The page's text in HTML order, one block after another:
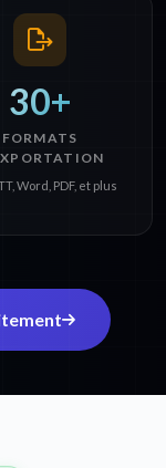
30+
FORMATS
Word, PDF, et plus